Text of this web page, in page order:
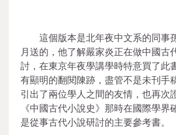
這個版本是北年夜中文系的同事
月送的，他了解嚴家炎正在做中國古
討，在東京年夜學講學時特意買了此
有顯明的翻閱陳跡，盡管不是未刊手
引出了兩位學人之間的友情，也再次
《中國古代小說史》那時在國際學界
是從事古代小說研討的主要參考書。